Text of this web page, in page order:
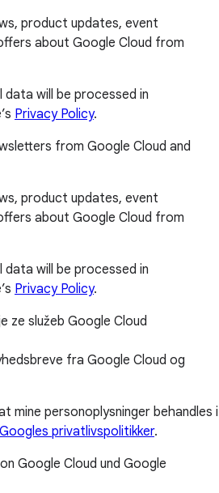
product updates, event
about Google Cloud from
data will be processed in
Privacy Policy.
from Google Cloud and
product updates, event
about Google Cloud from
data will be processed in
Privacy Policy.
ze služeb Google Cloud
fra Google Cloud og
mine personoplysninger behandles i
Googles privatlivspolitikker.
Google Cloud und Google